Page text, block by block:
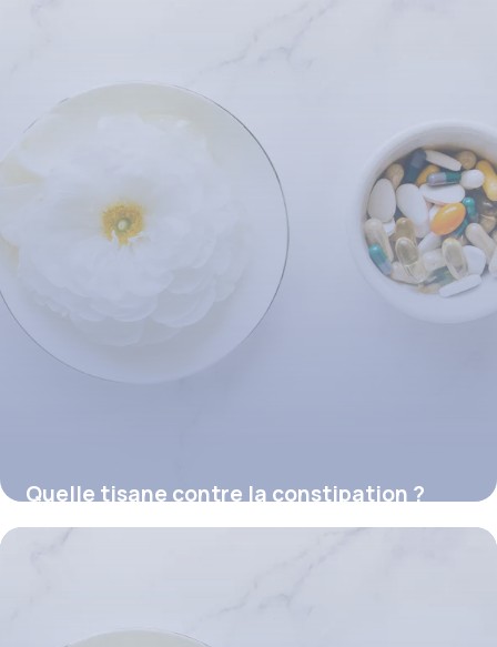
Quelle tisane contre la constipation ?
16 juillet 2026